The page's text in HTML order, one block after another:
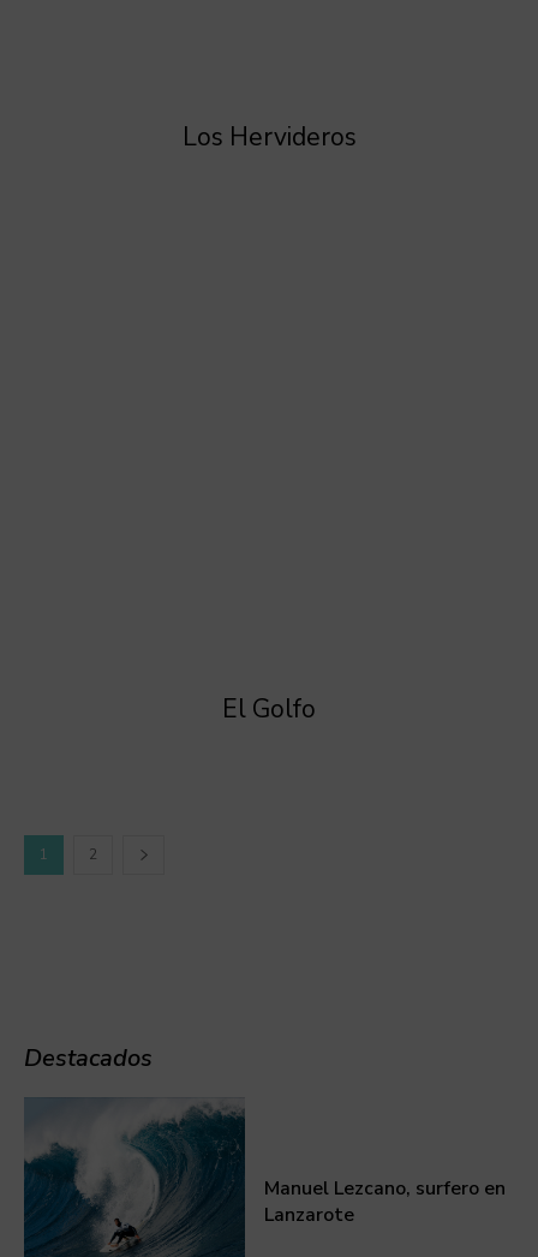
Los Hervideros
El Golfo
1 2
Destacados
Manuel Lezcano, surfero en
Lanzarote